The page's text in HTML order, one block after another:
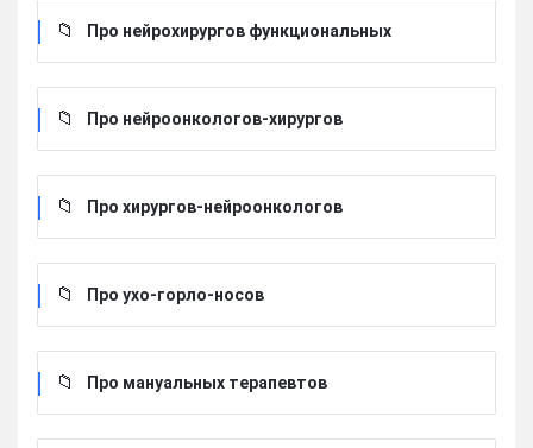
Про нейрохирургов функциональных
Про нейроонкологов-хирургов
Про хирургов-нейроонкологов
Про ухо-горло-носов
Про мануальных терапевтов